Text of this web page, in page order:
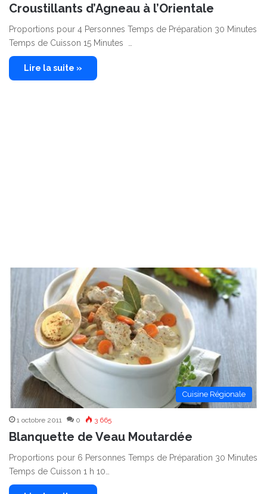
Croustillants d’Agneau à l’Orientale
Proportions pour 4 Personnes Temps de Préparation 30 Minutes
Temps de Cuisson 15 Minutes …
Lire la suite »
Cuisine Régionale
1 octobre 2011 0 3 665
Blanquette de Veau Moutardée
Proportions pour 6 Personnes Temps de Préparation 30 Minutes
Temps de Cuisson 1 h 10…